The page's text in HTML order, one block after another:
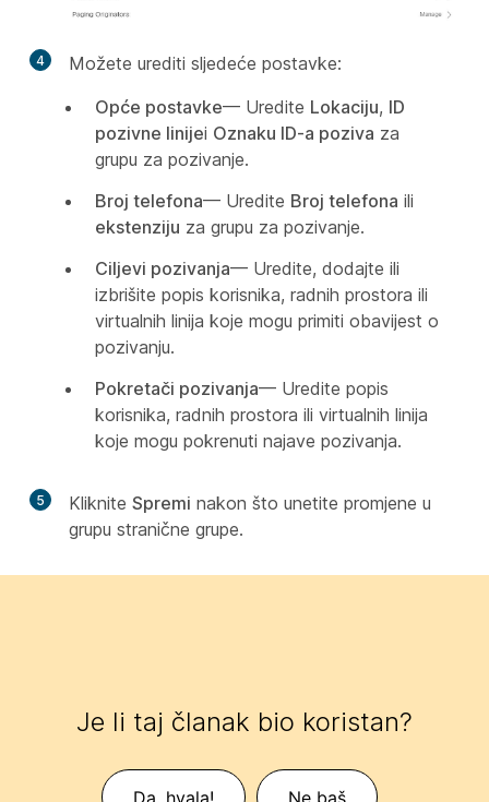
4
Možete urediti sljedeće postavke:
Opće postavke— Uredite Lokaciju, ID
pozivne linijei Oznaku ID-a poziva za
grupu za pozivanje.
Broj telefona— Uredite Broj telefona ili
ekstenziju za grupu za pozivanje.
Ciljevi pozivanja— Uredite, dodajte ili
izbrišite popis korisnika, radnih prostora ili
virtualnih linija koje mogu primiti obavijest o
pozivanju.
Pokretači pozivanja— Uredite popis
korisnika, radnih prostora ili virtualnih linija
koje mogu pokrenuti najave pozivanja.
5 Kliknite Spremi nakon što unetite promjene u
grupu stranične grupe.
Je li taj članak bio koristan?
Da, hvala! Ne baš